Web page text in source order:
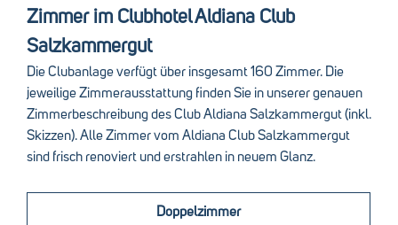
Zimmer im Clubhotel Aldiana Club
Salzkammergut
Die Clubanlage verfügt über insgesamt 160 Zimmer. Die
jeweilige Zimmerausstattung finden Sie in unserer genauen
Zimmerbeschreibung des Club Aldiana Salzkammergut (inkl.
Skizzen). Alle Zimmer vom Aldiana Club Salzkammergut
sind frisch renoviert und erstrahlen in neuem Glanz.
Doppelzimmer